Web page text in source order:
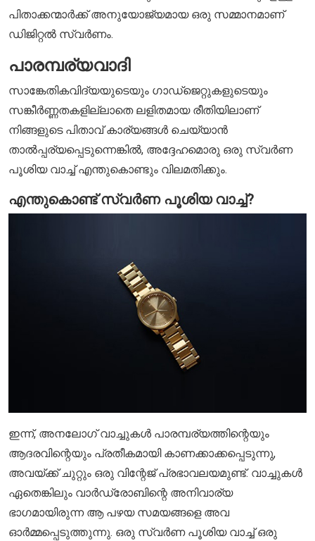
പിതാക്കന്മാർക്ക് അനുയോജ്യമായ ഒരു സമ്മാനമാണ്
ഡിജിറ്റൽ സ്വർണം.
പാരമ്പര്യവാദി
സാങ്കേതികവിദ്യയുടെയും ഗാഡ്ജെറ്റുകളുടെയും
സങ്കീർണ്ണതകളില്ലാതെ ലളിതമായ രീതിയിലാണ്
നിങ്ങളുടെ പിതാവ് കാര്യങ്ങൾ ചെയ്യാൻ
താൽപ്പര്യപ്പെടുന്നെങ്കിൽ, അദ്ദേഹമൊരു ഒരു സ്വർണ
പൂശിയ വാച്ച് എന്തുകൊണ്ടും വിലമതിക്കും.
എന്തുകൊണ്ട് സ്വർണ പൂശിയ വാച്ച്?
ഇന്ന്, അനലോഗ് വാച്ചുകൾ പാരമ്പര്യത്തിന്റെയും
ആദരവിന്റെയും പ്രതീകമായി കാണക്കാക്കപ്പെടുന്നു,
അവയ്ക്ക് ചുറ്റും ഒരു വിന്റേജ് പ്രഭാവലയമുണ്ട്. വാച്ചുകൾ
ഏതെങ്കിലും വാർഡ്രോബിന്റെ അനിവാര്യ
ഭാഗമായിരുന്ന ആ പഴയ സമയങ്ങളെ അവ
ഓർമ്മപ്പെടുത്തുന്നു. ഒരു സ്വർണ പൂശിയ വാച്ച് ഒരു